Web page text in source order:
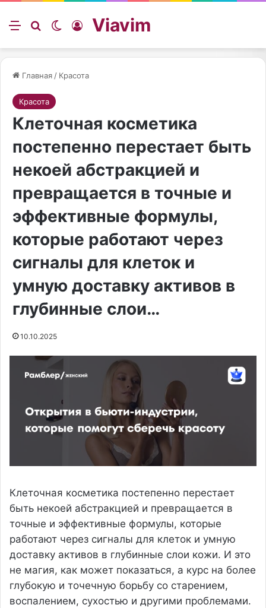
Меню ИскатьSwitch skin
Войти
Viavim
Главная / Красота
Красота
Клеточная косметика
постепенно перестает быть
некоей абстракцией и
превращается в точные и
эффективные формулы,
которые работают через
сигналы для клеток и
умную доставку активов в
глубинные слои…
10.10.2025
Клеточная косметика постепенно перестает
быть некоей абстракцией и превращается в
точные и эффективные формулы, которые
работают через сигналы для клеток и умную
доставку активов в глубинные слои кожи. И это
не магия, как может показаться, а курс на более
глубокую и точечную борьбу со старением,
воспалением, сухостью и другими проблемами.